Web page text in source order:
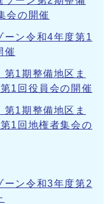
会の開催
ーン令和4年度第1
催
1期整備地区ま
1回役員会の開催
1期整備地区ま
1回地権者集会の
ーン令和3年度第2